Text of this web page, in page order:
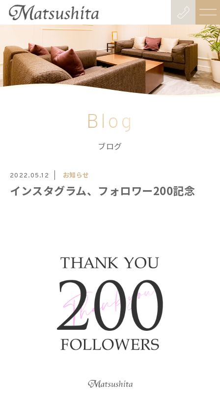
Blog
ブログ
2022.05.12 お知らせ
インスタグラム、フォロワー200記念